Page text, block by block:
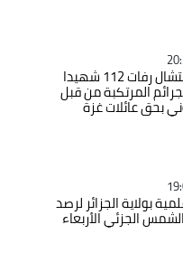
العفو الدولية: انتشال رفات 112 شهيدا
المرتكبة من قبل
بحق عائلات غزة
بولاية الجزائر لرصد
الجزئي الأربعاء